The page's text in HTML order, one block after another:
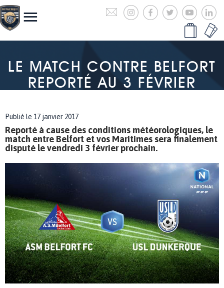
LE MATCH CONTRE BELFORT
REPORTÉ AU 3 FÉVRIER
Publié le 17 janvier 2017
Reporté à cause des conditions météorologiques, le
match entre Belfort et vos Maritimes sera finalement
disputé le vendredi 3 février prochain.